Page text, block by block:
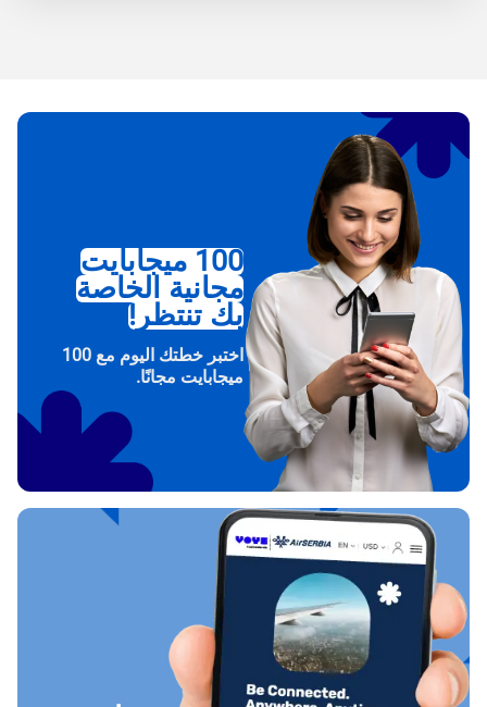
100 ميجابايت
مجانية الخاصة
بك تنتظر!
اختبر خطتك اليوم مع 100
ميجابايت مجانًا.